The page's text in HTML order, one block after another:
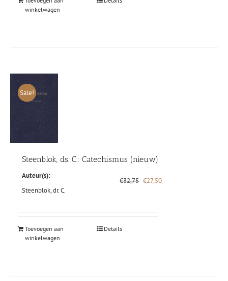
winkelwagen
Sale!
Steenblok, ds. C.: Catechismus (nieuw)
Auteur(s):
Steenblok, dr. C.
€32,75 Oorspronkelijke
€27,50Huidige
Toevoegen aan
winkelwagen
Details